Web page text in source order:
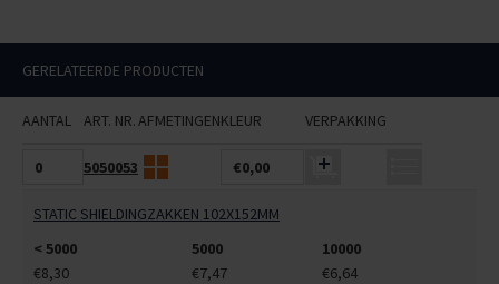
GERELATEERDE PRODUCTEN
AANTAL ART. NR.AFMETINGENKLEUR VERPAKKING
5050053 €0,00
STATIC SHIELDINGZAKKEN 102X152MM
< 5000
5000
10000
€8,30
€7,47 €6,64